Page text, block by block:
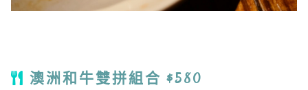
澳洲和牛雙拼組合 $580